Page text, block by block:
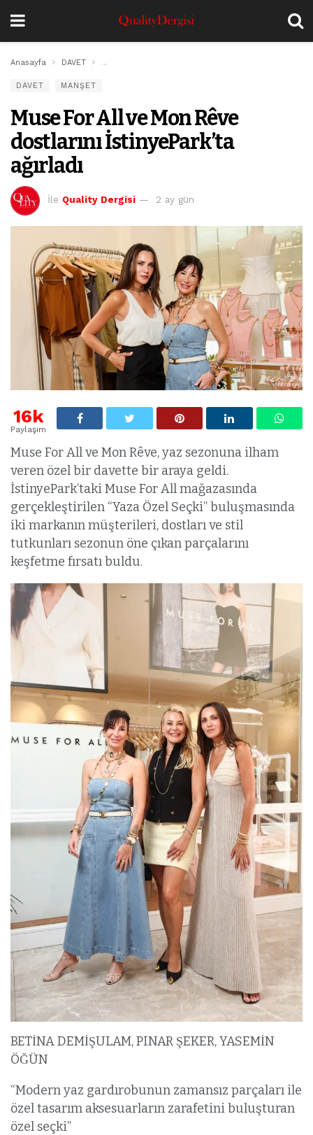
Anasayfa DAVET Muse For All ve Mon Rêve dostlarını İstinyePark’ta
DAVET MANŞET
Muse For All ve Mon Rêve
dostlarını İstinyePark’ta
ağırladı
İle Quality Dergisi 2 ay gün
16k
Paylaşım
Muse For All ve Mon Rêve, yaz sezonuna ilham
veren özel bir davette bir araya geldi.
İstinyePark’taki Muse For All mağazasında
gerçekleştirilen “Yaza Özel Seçki” buluşmasında
iki markanın müşterileri, dostları ve stil
tutkunları sezonun öne çıkan parçalarını
keşfetme fırsatı buldu.
BETİNA DEMİŞULAM, PINAR ŞEKER, YASEMİN
ÖĞÜN
“Modern yaz gardırobunun zamansız parçaları ile
özel tasarım aksesuarların zarafetini buluşturan
özel seçki”